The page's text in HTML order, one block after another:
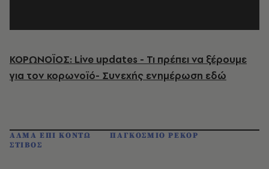
ΚΟΡΩΝΟΪΟΣ: Live updates - Τι πρέπει να ξέρουμε
για τον κορωνοϊό- Συνεχής ενημέρωση εδώ
ΑΛΜΑ ΕΠΙ ΚΟΝΤΩ
ΠΑΓΚΟΣΜΙΟ ΡΕΚΟΡ
ΣΤΙΒΟΣ